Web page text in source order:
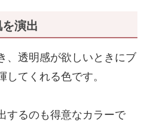
演出
、透明感が欲しいときにブ
してくれる色です。
するのも得意なカラーで